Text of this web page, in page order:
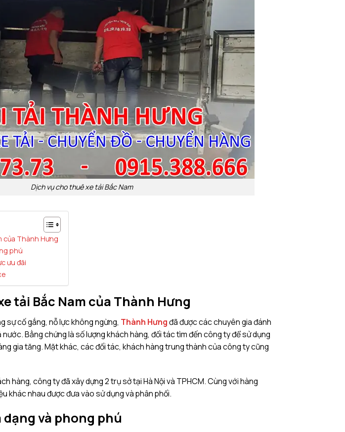
Dịch vụ cho thuê xe tải Bắc Nam
của Thành Hưng
phú
ưu đãi
tải Bắc Nam của Thành Hưng
sự cố gắng, nỗ lực không ngừng, Thành Hưngđã được các chuyên gia đánh
nước. Bằng chứng là số lượng khách hàng, đối tác tìm đến công ty để sử dụng
gia tăng. Mặt khác, các đối tác, khách hàng trung thành của công ty cũng
hàng, công ty đã xây dựng 2 trụ sở tại Hà Nội và TPHCM. Cùng với hàng
khác nhau được đưa vào sử dụng và phân phối.
và phong phú